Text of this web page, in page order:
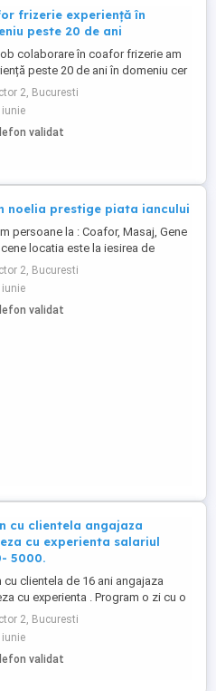
frizerie experiență în
peste 20 de ani
colaborare în coafor frizerie am
peste 20 de ani în domeniu cer
seriozitate pentru mai multe detalii
pe watap
2, Bucuresti
iunie
validat
noelia prestige piata iancului
persoane la : Coafor, Masaj, Gene
locatia este la iesirea de
piata iancului cu mihai bravu , 30
de la iesire pana la intrarea in
2, Bucuresti
iunie
validat
cu clientela angajaza
cu experienta salariul
5000.
cu clientela de 16 ani angajaza
cu experienta . Program o zi cu o
liber unul lucrat.Sector 2 .
Piata Delfinului.
2, Bucuresti
iunie
validat